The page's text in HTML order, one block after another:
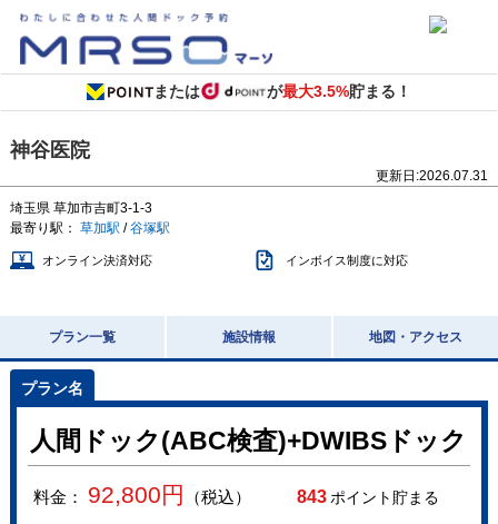
または が最大3.5%貯まる！
神谷医院
更新日:2026.07.31
埼玉県 草加市吉町3-1-3
最寄り駅： 草加駅 /谷塚駅
オンライン決済対応 インボイス制度に対応
プラン一覧 施設情報 地図・アクセス
人間ドック(ABC検査)+DWIBSドック
料金： 92,800円 （税込） 843ポイント貯まる